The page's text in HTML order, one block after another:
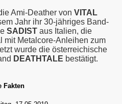
Ami-Deather von VITAL
Jahr ihr 30-jähriges Band-
SADIST aus Italien, die
mit Metalcore-Anleihen zum
wurde die österreichische
DEATHTALE bestätigt.
Fakten